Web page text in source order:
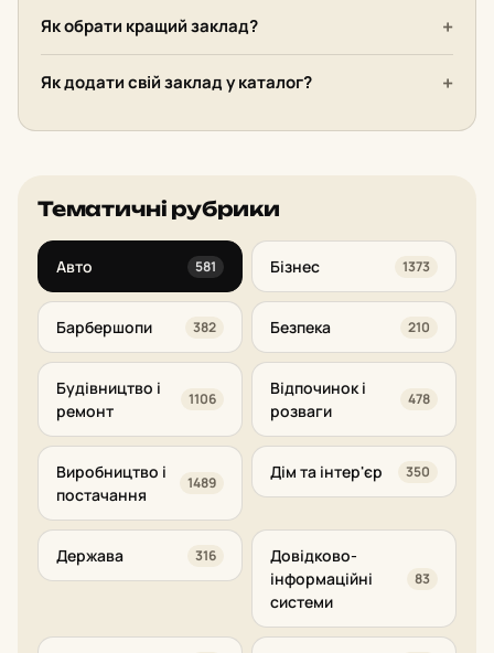
Як обрати кращий заклад?
Як додати свій заклад у каталог?
Тематичні рубрики
Авто 581 Бізнес 1373
Барбершопи 382 Безпека 210
Будівництво і
ремонт
1106
Відпочинок і
розваги
478
Виробництво і
постачання
1489
Дім та інтер'єр 350
Держава 316
Довідково-
інформаційні
системи
83